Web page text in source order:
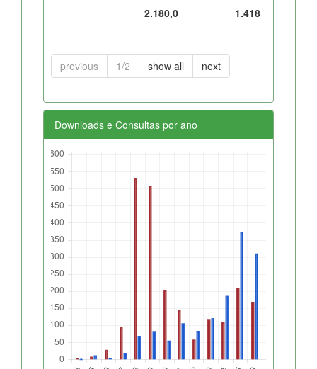
2.180,0
1.418
previous 1/2 show all next
Downloads e Consultas por ano